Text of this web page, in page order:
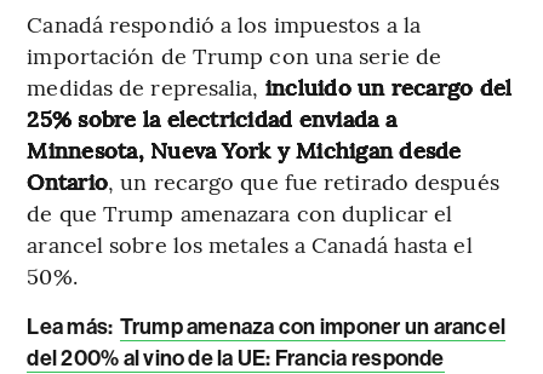
Canadá respondió a los impuestos a la
importación de Trump con una serie de
medidas de represalia, incluido un recargo del
25% sobre la electricidad enviada a
Minnesota, Nueva York y Michigan desde
Ontario, un recargo que fue retirado después
de que Trump amenazara con duplicar el
arancel sobre los metales a Canadá hasta el
50%.
Lea más: Trump amenaza con imponer un arancel
del 200% al vino de la UE: Francia responde